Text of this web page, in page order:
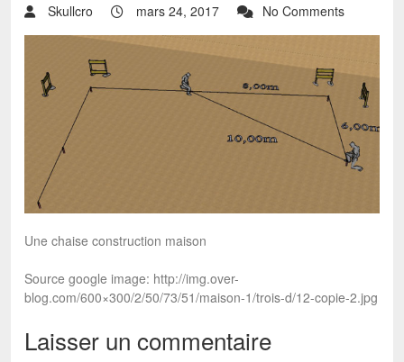
Skullcro mars 24, 2017 No Comments
Une chaise construction maison
Source google image: http://img.over-
blog.com/600×300/2/50/73/51/maison-1/trois-d/12-copie-2.jpg
Laisser un commentaire